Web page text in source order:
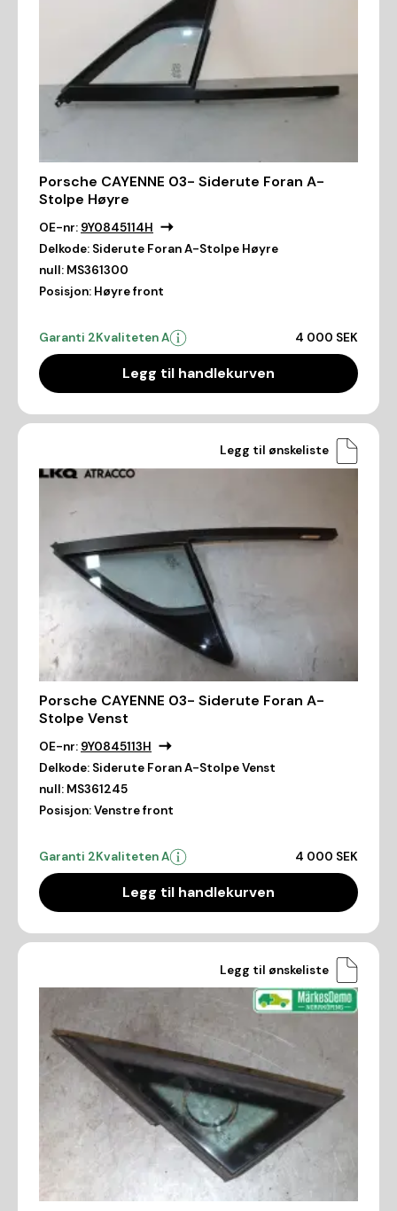
Porsche CAYENNE 03- Siderute Foran A-
Stolpe Høyre
OE-nr: 9Y0845114H
Delkode: Siderute Foran A-Stolpe Høyre
null: MS361300
Posisjon: Høyre front
Garanti 2Kvaliteten A 4 000 SEK
Legg til handlekurven
Legg til ønskeliste
Porsche CAYENNE 03- Siderute Foran A-
Stolpe Venst
OE-nr: 9Y0845113H
Delkode: Siderute Foran A-Stolpe Venst
null: MS361245
Posisjon:Venstre front
Garanti 2Kvaliteten A 4 000 SEK
Legg til handlekurven
Legg til ønskeliste